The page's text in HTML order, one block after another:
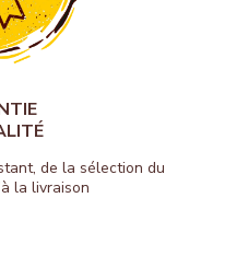
de la sélection du
la livraison